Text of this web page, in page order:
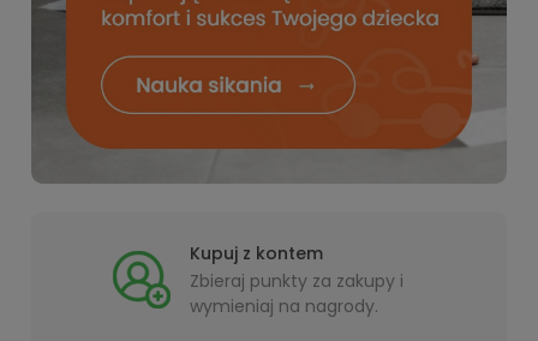
Kupuj z kontem
Zbieraj punkty za zakupy i
wymieniaj na nagrody.